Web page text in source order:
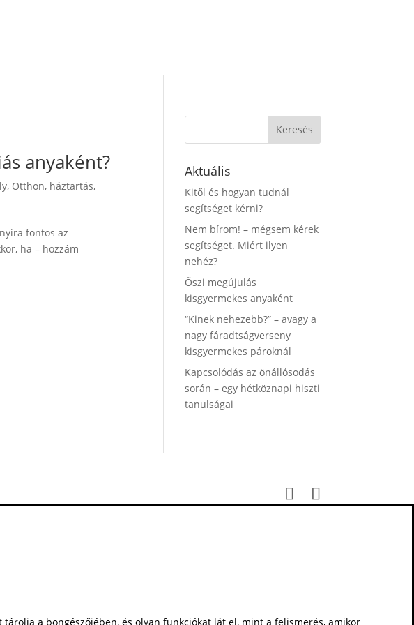
anyaként?
, Otthon, háztartás,
fontos az
ha – hozzám
Aktuális
Kitől és hogyan tudnál
segítséget kérni?
Nem bírom! – mégsem kérek
segítséget. Miért ilyen
nehéz?
Őszi megújulás
kisgyermekes anyaként
“Kinek nehezebb?” – avagy a
nagy fáradtságverseny
kisgyermekes pároknál
Kapcsolódás az önállósodás
során – egy hétköznapi hiszti
tanulságai
a böngészőjében, és olyan funkciókat lát el, mint a felismerés, amikor